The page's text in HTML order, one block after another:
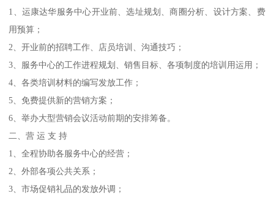
1、运康达华服务中心开业前、选址规划、商圈分析、设计方案、费
用预算；
2、开业前的招聘工作、店员培训、沟通技巧；
3、服务中心的工作进程规划、销售目标、各项制度的培训用运用；
4、各类培训材料的编写发放工作；
5、免费提供新的营销方案；
6、举办大型营销会议活动前期的安排筹备。
二、营 运 支 持
1、全程协助各服务中心的经营；
2、外部各项公共关系；
3、市场促销礼品的发放外调；